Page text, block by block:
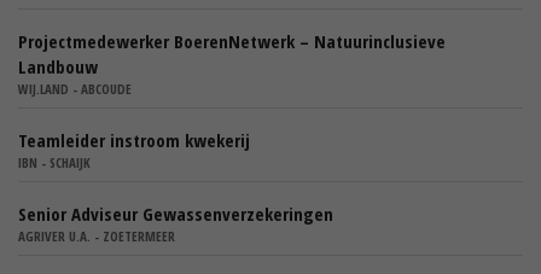
Projectmedewerker BoerenNetwerk – Natuurinclusieve
Landbouw
WIJ.LAND - ABCOUDE
Teamleider instroom kwekerij
IBN - SCHAIJK
Senior Adviseur Gewassenverzekeringen
AGRIVER U.A. - ZOETERMEER